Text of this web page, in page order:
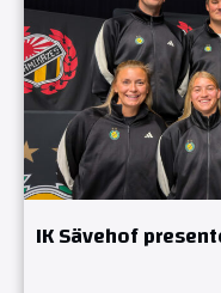
IK Sävehof